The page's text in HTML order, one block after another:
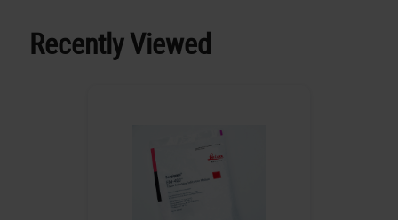
Recently Viewed